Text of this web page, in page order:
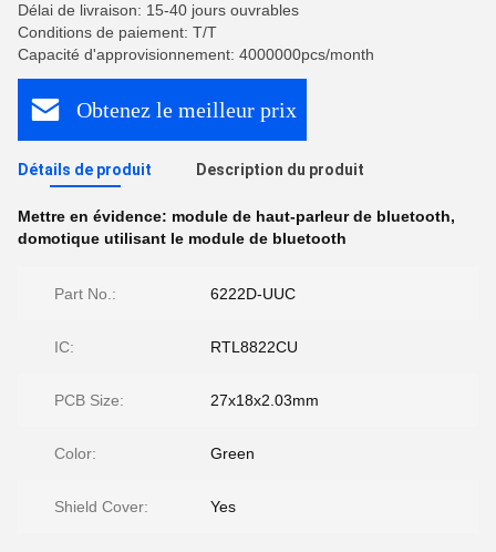
Délai de livraison: 15-40 jours ouvrables
Conditions de paiement: T/T
Capacité d'approvisionnement: 4000000pcs/month
Obtenez le meilleur prix
Détails de produit Description du produit
Mettre en évidence: module de haut-parleur de bluetooth,
domotique utilisant le module de bluetooth
Part No.: 6222D-UUC
IC: RTL8822CU
PCB Size: 27x18x2.03mm
Color: Green
Shield Cover: Yes